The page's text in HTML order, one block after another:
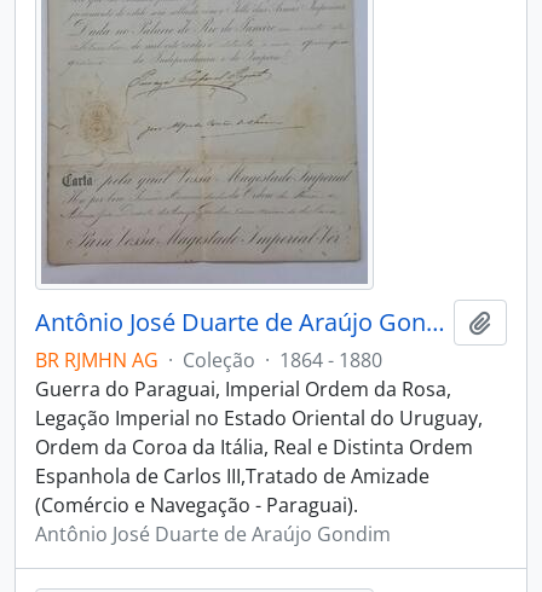
Antônio José Duarte de Araújo Gondim
BR RJMHN AG · Coleção · 1864 - 1880
Guerra do Paraguai, Imperial Ordem da Rosa,
Legação Imperial no Estado Oriental do Uruguay,
Ordem da Coroa da Itália, Real e Distinta Ordem
Espanhola de Carlos III,Tratado de Amizade
(Comércio e Navegação - Paraguai).
Antônio José Duarte de Araújo Gondim